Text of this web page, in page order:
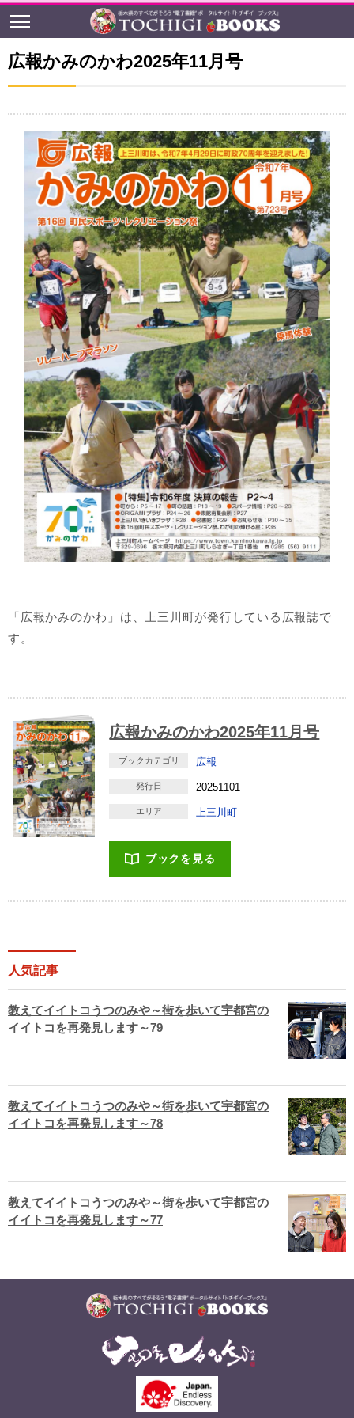
広報かみのかわ2025年11月号
「広報かみのかわ」は、上三川町が発行している広報誌で
す。
広報かみのかわ2025年11月号
ブックカテゴリ 広報
発行日 20251101
エリア 上三川町
ブックを見る
人気記事
教えてイイトコうつのみや～街を歩いて宇都宮の
イイトコを再発見します～79
教えてイイトコうつのみや～街を歩いて宇都宮の
イイトコを再発見します～78
教えてイイトコうつのみや～街を歩いて宇都宮の
イイトコを再発見します～77